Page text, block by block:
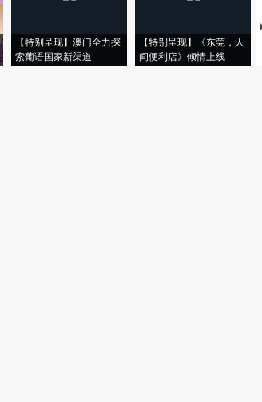
【特别呈现】澳门全力探
索葡语国家新渠道
【特别呈现】《东莞，人
间便利店》倾情上线